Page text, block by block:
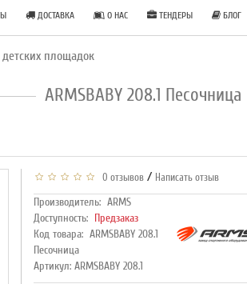
ДОСТАВКА О НАС ТЕНДЕРЫ БЛОГ
площадок
ARMSBABY 208.1 Песочница
0 отзывов / Написать отзыв
Производитель: ARMS
Доступность: Предзаказ
Код товара: ARMSBABY 208.1
Песочница
Артикул: ARMSBABY 208.1